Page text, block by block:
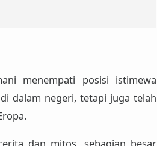
menempati posisi istimewa
dalam negeri, tetapi juga telah